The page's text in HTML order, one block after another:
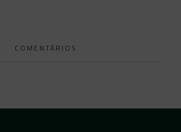
COMENTÁRIOS